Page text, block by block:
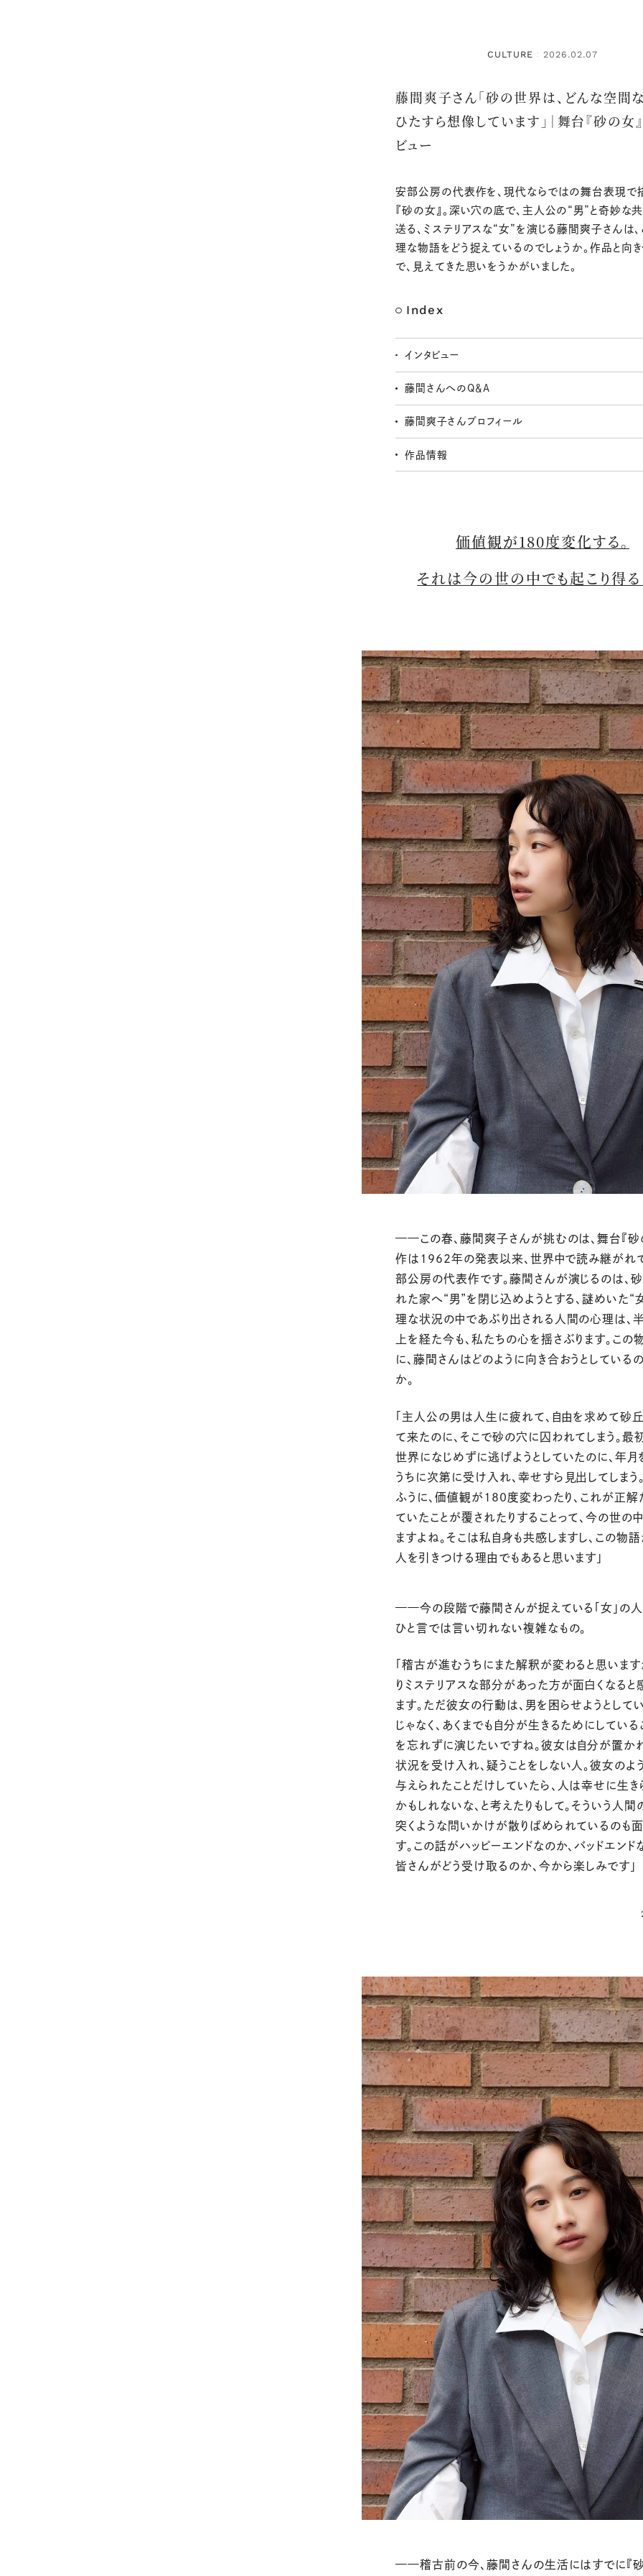
CULTURE ： 2026.02.07
藤間爽子さん「砂の世界は、どんな空間
ひたすら想像しています」｜舞台『砂の女
ビュー
安部公房の代表作を、現代ならではの舞台表現で
『砂の女』。深い穴の底で、主人公の“男”と奇妙な
送る、ミステリアスな“女”を演じる藤間爽子さんは
理な物語をどう捉えているのでしょうか。作品と向
で、見えてきた思いをうかがいました。
Index
インタビュー
藤間さんへのQ＆A
藤間爽子さんプロフィール
作品情報
価値観が180度変化する。
それは今の世の中でも起こり得る
——この春、藤間爽子さんが挑むのは、舞台『砂
作は 1962年の発表以来、世界中で読み継がれ
部公房の代表作です。藤間さんが演じるのは、
れた家へ“男”を閉じ込めようとする、謎めいた“
理な状況の中であぶり出される人間の心理は、
上を経た今も、私たちの心を揺さぶります。この
に、藤間さんはどのように向き合おうとしている
か。
「主人公の男は人生に疲れて、自由を求めて砂
て来たのに、そこで砂の穴に囚われてしまう。最
世界になじめずに逃げようとしていたのに、年月
うちに次第に受け入れ、幸せすら見出してしまう
ふうに、価値観が180度変わったり、これが正解
ていたことが覆されたりすることって、今の世の
ますよね。そこは私自身も共感しますし、この物
人を引きつける理由でもあると思います」
——今の段階で藤間さんが捉えている「女」の
ひと言では言い切れない複雑なもの。
「稽古が進むうちにまた解釈が変わると思いま
りミステリアスな部分があった方が面白くなると
ます。ただ彼女の行動は、男を困らせようとして
じゃなく、あくまでも自分が生きるためにしている
を忘れずに演じたいですね。彼女は自分が置か
状況を受け入れ、疑うことをしない人。彼女のよ
与えられたことだけしていたら、人は幸せに生き
かもしれないな、と考えたりもして。そういう人
突くような問いかけが散りばめられているのも
す。この話がハッピーエンドなのか、バッドエンド
皆さんがどう受け取るのか、今から楽しみです」
——稽古前の今、藤間さんの生活にはすでに『